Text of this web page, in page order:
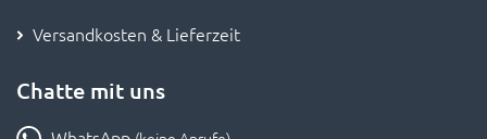
Versandkosten & Lieferzeit
Chatte mit uns